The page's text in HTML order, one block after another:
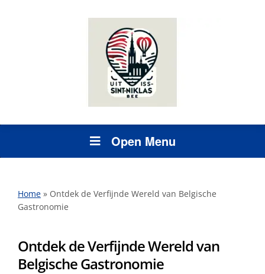
Open Menu
Home » Ontdek de Verfijnde Wereld van Belgische
Gastronomie
Ontdek de Verfijnde Wereld van
Belgische Gastronomie